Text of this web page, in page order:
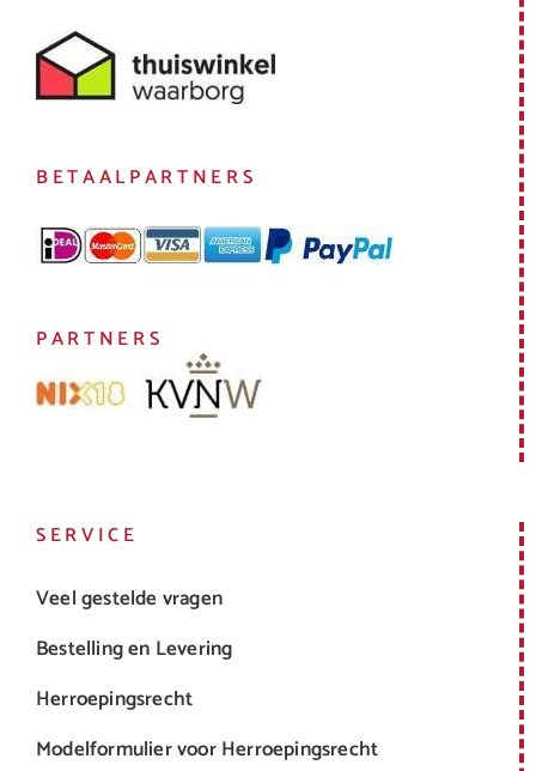
BETAALPARTNERS
PARTNERS
SERVICE
Veel gestelde vragen
Bestelling en Levering
Herroepingsrecht
Modelformulier voor Herroepingsrecht